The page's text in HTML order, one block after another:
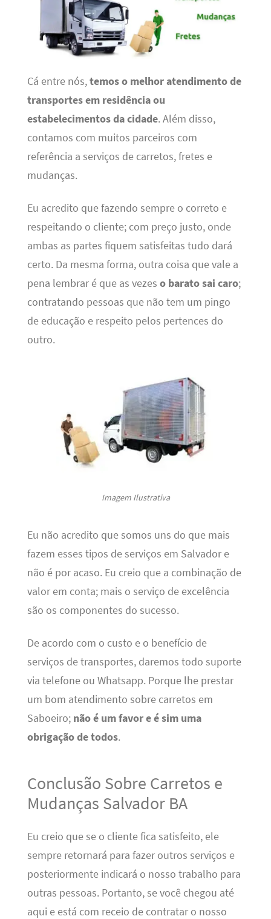
Cá entre nós,temos o melhor atendimento de
transportes em residência ou
estabelecimentos da cidade. Além disso,
contamos com muitos parceiros com
referência a serviços de carretos, fretes e
mudanças.
Eu acredito que fazendo sempre o correto e
respeitando o cliente; com preço justo, onde
ambas as partes fiquem satisfeitas tudo dará
certo. Da mesma forma, outra coisa que vale a
pena lembrar é que as vezes o barato sai caro;
contratando pessoas que não tem um pingo
de educação e respeito pelos pertences do
outro.
Imagem Ilustrativa
Eu não acredito que somos uns do que mais
fazem esses tipos de serviços em Salvador e
não é por acaso. Eu creio que a combinação de
valor em conta; mais o serviço de excelência
são os componentes do sucesso.
De acordo com o custo e o benefício de
serviços de transportes, daremos todo suporte
via telefone ou Whatsapp. Porque lhe prestar
um bom atendimento sobre carretos em
Saboeiro; não é um favor e é sim uma
obrigação de todos.
Conclusão Sobre Carretos e
Mudanças Salvador BA
Eu creio que se o cliente fica satisfeito, ele
sempre retornará para fazer outros serviços e
posteriormente indicará o nosso trabalho para
outras pessoas. Portanto, se você chegou até
aqui e está com receio de contratar o nosso